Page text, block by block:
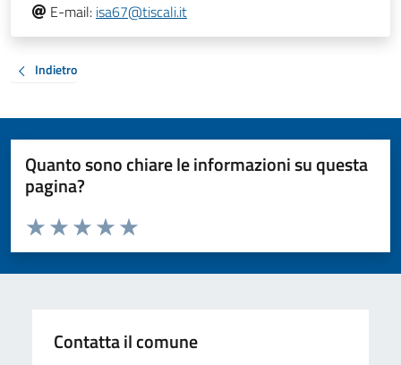
E-mail: isa67@tiscali.it
Indietro
Quanto sono chiare le informazioni su questa
pagina?
Valuta da 1 a 5 stelle la pagina
Valuta 5 stelle su 5
Valuta 4 stelle su 5
Valuta 3 stelle su 5
Valuta 2 stelle su 5
Valuta 1 stelle su 5
Contatta il comune